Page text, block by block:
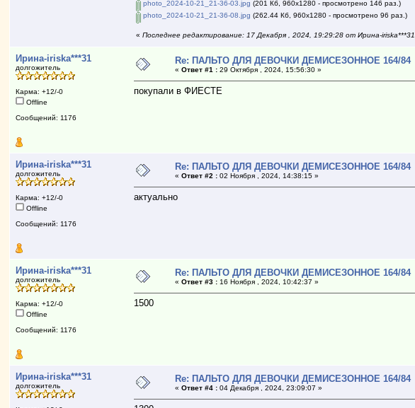
photo_2024-10-21_21-36-03.jpg (201 Кб, 960x1280 - просмотрено 146 раз.)
photo_2024-10-21_21-36-08.jpg (262.44 Кб, 960x1280 - просмотрено 96 раз.)
«Последнее редактирование: 17 Декабря , 2024, 19:29:28 от Ирина-iriska***31
Ирина-iriska***31
долгожитель
Карма: +12/-0
Offline
Сообщений: 1176
Re: ПАЛЬТО ДЛЯ ДЕВОЧКИ ДЕМИСЕЗОННОЕ 164/84
«Ответ #1 : 29 Октября , 2024, 15:56:30 »
покупали в ФИЕСТЕ
Ирина-iriska***31
долгожитель
Карма: +12/-0
Offline
Сообщений: 1176
Re: ПАЛЬТО ДЛЯ ДЕВОЧКИ ДЕМИСЕЗОННОЕ 164/84
«Ответ #2 : 02 Ноября , 2024, 14:38:15 »
актуально
Ирина-iriska***31
долгожитель
Карма: +12/-0
Offline
Сообщений: 1176
Re: ПАЛЬТО ДЛЯ ДЕВОЧКИ ДЕМИСЕЗОННОЕ 164/84
«Ответ #3 : 16 Ноября , 2024, 10:42:37 »
1500
Ирина-iriska***31
долгожитель
Re: ПАЛЬТО ДЛЯ ДЕВОЧКИ ДЕМИСЕЗОННОЕ 164/84
«Ответ #4 : 04 Декабря , 2024, 23:09:07 »